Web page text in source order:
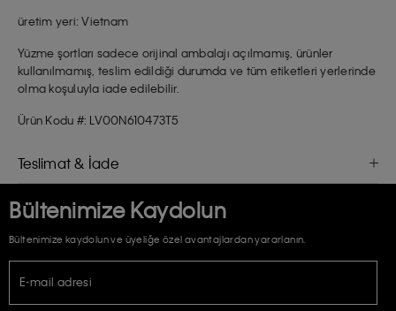
üretim yeri: Vietnam
Yüzme şortları sadece orijinal ambalajı açılmamış, ürünler
kullanılmamış, teslim edildiği durumda ve tüm etiketleri yerlerinde
olma koşuluyla iade edilebilir.
Ürün Kodu #: LV00N610473T5
Teslimat & İade
Bültenimize Kaydolun
Bültenimize kaydolun ve üyeliğe özel avantajlardan yararlanın.
E-mail adresi